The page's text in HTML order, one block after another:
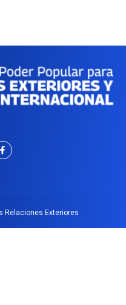
Relaciones Exteriores